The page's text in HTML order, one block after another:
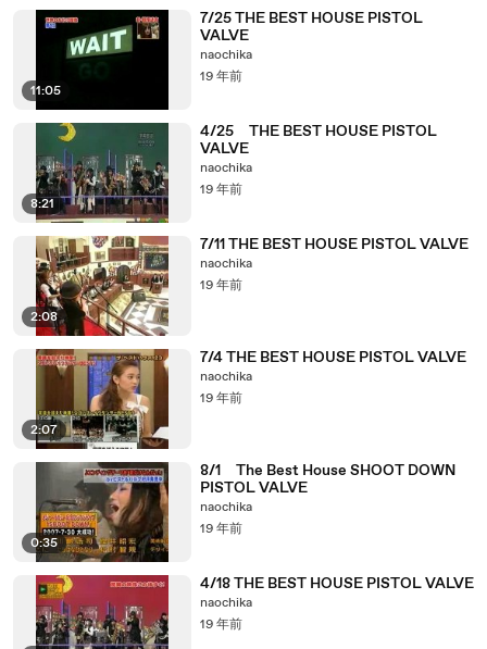
11:05
7/25 THE BEST HOUSE PISTOL
VALVE
naochika
19 年前
8:21
4/25 THE BEST HOUSE PISTOL
VALVE
naochika
19 年前
2:08
7/11 THE BEST HOUSE PISTOL VALVE
naochika
19 年前
2:07
7/4 THE BEST HOUSE PISTOL VALVE
naochika
19 年前
0:35
8/1 The Best House SHOOT DOWN
PISTOL VALVE
naochika
19 年前
4/18 THE BEST HOUSE PISTOL VALVE
naochika
19 年前